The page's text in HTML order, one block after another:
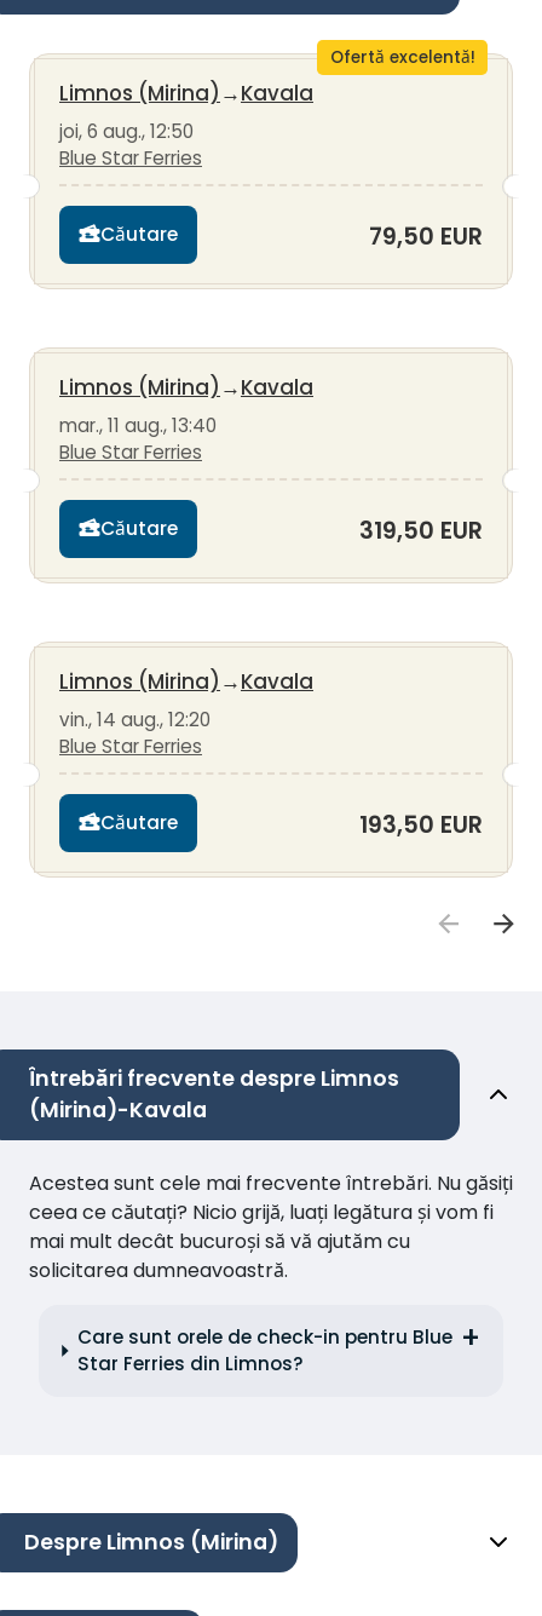
Ofertă excelentă!
Limnos (Mirina) →Kavala
joi, 6 aug., 12:50
Blue Star Ferries
Căutare 79,50 EUR
Limnos (Mirina) →Kavala
mar., 11 aug., 13:40
Blue Star Ferries
Căutare 319,50 EUR
Limnos (Mirina) →Kavala
vin., 14 aug., 12:20
Blue Star Ferries
Căutare 193,50 EUR
Întrebări frecvente despre Limnos
(Mirina)-Kavala
Acestea sunt cele mai frecvente întrebări. Nu găsiți
ceea ce căutați? Nicio grijă, luați legătura și vom fi
mai mult decât bucuroși să vă ajutăm cu
solicitarea dumneavoastră.
Care sunt orele de check-in pentru Blue
Star Ferries din Limnos?
Despre Limnos (Mirina)